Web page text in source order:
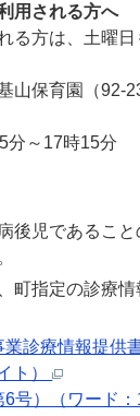
用される方へ
る方は、土曜
山保育園（92-
分～17時15分
後児であるこ
町指定の診療
診療情報提供
ト）
号）（ワード：